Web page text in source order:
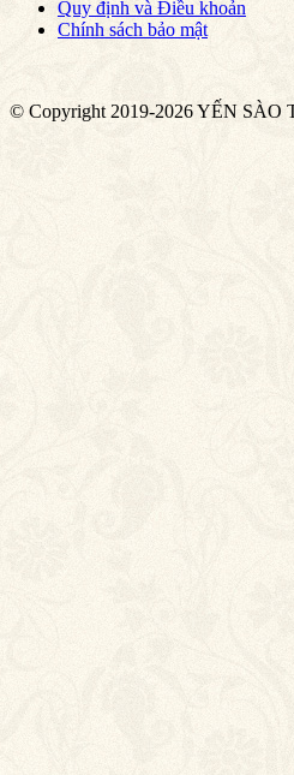
Quy định và Điều khoản
Chính sách bảo mật
© Copyright 2019-2026 YẾN SÀO